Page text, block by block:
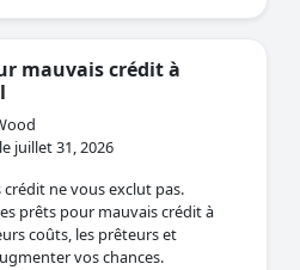
mauvais crédit à
juillet 31, 2026
crédit ne vous exclut pas.
prêts pour mauvais crédit à
coûts, les prêteurs et
vos chances.